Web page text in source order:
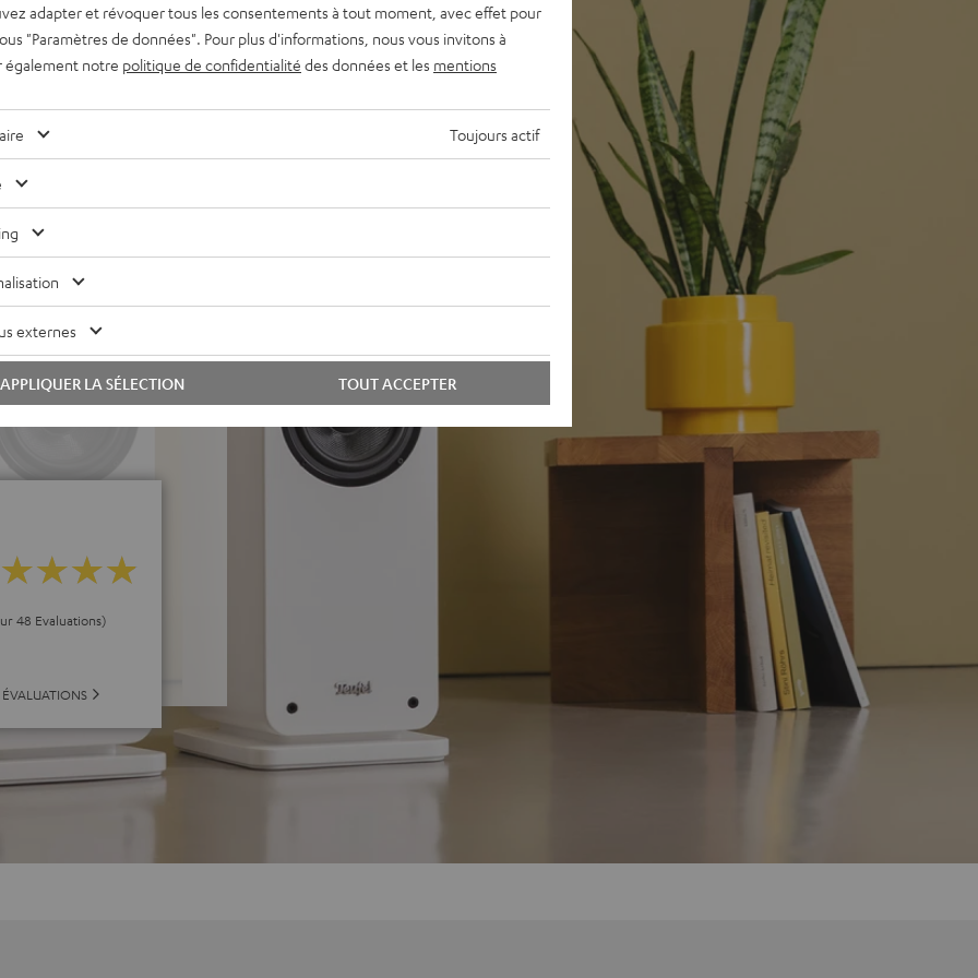
Spotify Connect, radio
grand écran couleur et
enceintes (2 x 3 m),
pour des niveaux
et précises,
dans une chambre
large scène sonore
des détails fins et
48 Evaluations)
adapter et révoquer tous les consentements à tout moment, avec effet pour
"Paramètres de données". Pour plus d'informations, nous vous invitons à
également notre politique de confidentialité des données et les mentions
Toujours actif
externes
TOUT ACCEPTER
APPLIQUER LA SÉLECTION